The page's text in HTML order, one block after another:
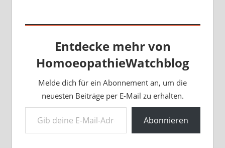
Entdecke mehr von
HomoeopathieWatchblog
Melde dich für ein Abonnement an, um die
neuesten Beiträge per E-Mail zu erhalten.
Gib deine E-Mail-Adresse ein ...
Abonnieren